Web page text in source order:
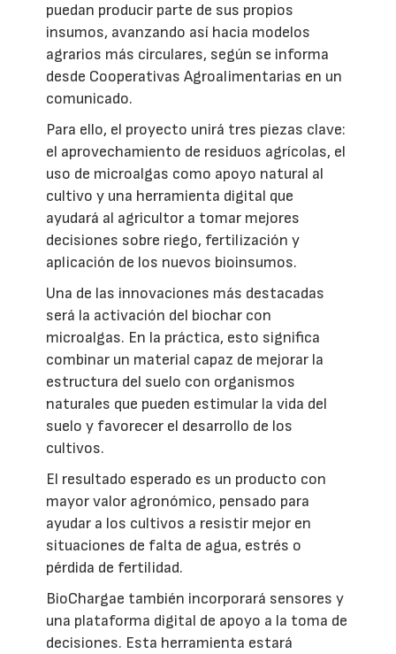
puedan producir parte de sus propios
insumos, avanzando así hacia modelos
agrarios más circulares, según se informa
desde Cooperativas Agroalimentarias en un
comunicado.
Para ello, el proyecto unirá tres piezas clave:
el aprovechamiento de residuos agrícolas, el
uso de microalgas como apoyo natural al
cultivo y una herramienta digital que
ayudará al agricultor a tomar mejores
decisiones sobre riego, fertilización y
aplicación de los nuevos bioinsumos.
Una de las innovaciones más destacadas
será la activación del biochar con
microalgas. En la práctica, esto significa
combinar un material capaz de mejorar la
estructura del suelo con organismos
naturales que pueden estimular la vida del
suelo y favorecer el desarrollo de los
cultivos.
El resultado esperado es un producto con
mayor valor agronómico, pensado para
ayudar a los cultivos a resistir mejor en
situaciones de falta de agua, estrés o
pérdida de fertilidad.
BioChargae también incorporará sensores y
una plataforma digital de apoyo a la toma de
decisiones. Esta herramienta estará